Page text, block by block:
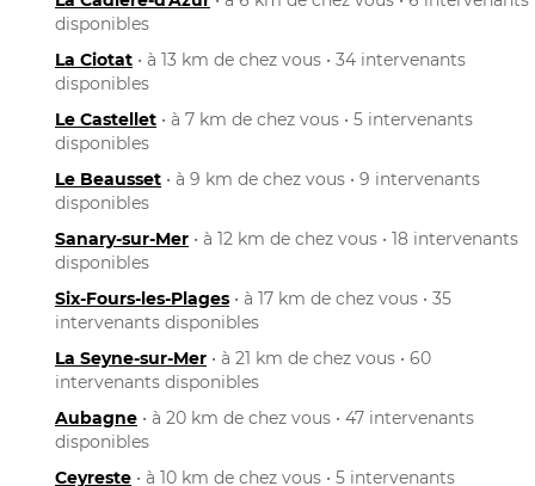
disponibles
La Ciotat • à 13 km de chez vous • 34 intervenants
disponibles
Le Castellet • à 7 km de chez vous • 5 intervenants
disponibles
Le Beausset • à 9 km de chez vous • 9 intervenants
disponibles
Sanary-sur-Mer • à 12 km de chez vous • 18 intervenants
disponibles
Six-Fours-les-Plages • à 17 km de chez vous • 35
intervenants disponibles
La Seyne-sur-Mer • à 21 km de chez vous • 60
intervenants disponibles
Aubagne • à 20 km de chez vous • 47 intervenants
disponibles
Ceyreste • à 10 km de chez vous • 5 intervenants